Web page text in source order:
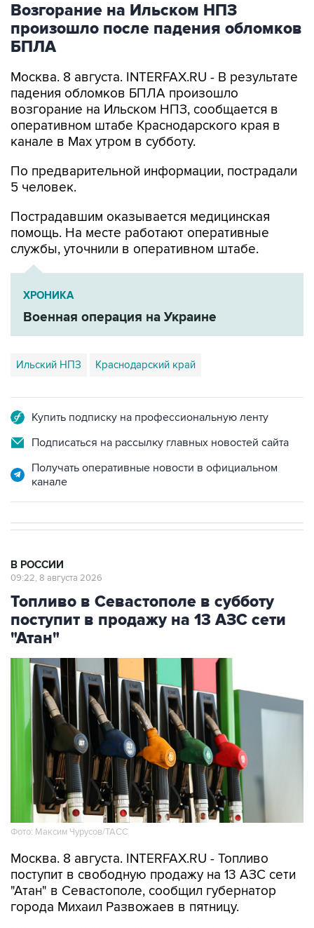
Возгорание на Ильском НПЗ
произошло после падения обломков
БПЛА
Москва. 8 августа. INTERFAX.RU - В результате
падения обломков БПЛА произошло
возгорание на Ильском НПЗ, сообщается в
оперативном штабе Краснодарского края в
канале в Max утром в субботу.
По предварительной информации, пострадали
5 человек.
Пострадавшим оказывается медицинская
помощь. На месте работают оперативные
службы, уточнили в оперативном штабе.
ХРОНИКА
Военная операция на Украине
Ильский НПЗ Краснодарский край
Купить подписку на профессиональную ленту
Подписаться на рассылку главных новостей сайта
Получать оперативные новости в официальном
канале
В РОССИИ
09:22, 8 августа 2026
Топливо в Севастополе в субботу
поступит в продажу на 13 АЗС сети
"Атан"
Фото: Максим Чурусов/ТАСС
Москва. 8 августа. INTERFAX.RU - Топливо
поступит в свободную продажу на 13 АЗС сети
"Атан" в Севастополе, сообщил губернатор
города Михаил Развожаев в пятницу.